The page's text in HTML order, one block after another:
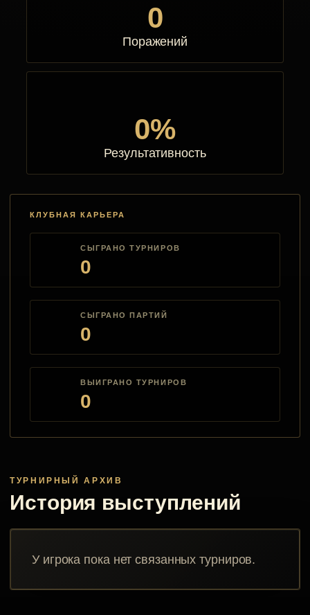
0
Поражений
0%
Результативность
КЛУБНАЯ КАРЬЕРА
СЫГРАНО ТУРНИРОВ
0
СЫГРАНО ПАРТИЙ
0
ВЫИГРАНО ТУРНИРОВ
0
ТУРНИРНЫЙ АРХИВ
История выступлений
У игрока пока нет связанных турниров.